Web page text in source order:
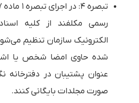
رسمی مکلفند از کلیه
الکترونیک سازمان تنظیم
شده حاوی امضا شخص یا
عنوان پشتیبان در
صورت مجلدات بایگانی کنند.